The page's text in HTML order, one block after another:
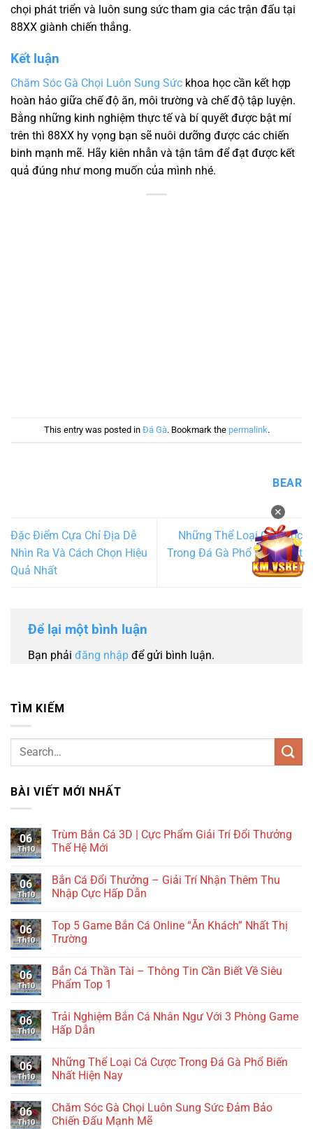
chọi phát triển và luôn sung sức tham gia các trận đấu tại
88XX giành chiến thắng.
Kết luận
Chăm Sóc Gà Chọi Luôn Sung Sức khoa học cần kết hợp
hoàn hảo giữa chế độ ăn, môi trường và chế độ tập luyện.
Bằng những kinh nghiệm thực tế và bí quyết được bật mí
trên thì 88XX hy vọng bạn sẽ nuôi dưỡng được các chiến
binh mạnh mẽ. Hãy kiên nhẫn và tận tâm để đạt được kết
quả đúng như mong muốn của mình nhé.
This entry was posted in Đá Gà. Bookmark the permalink.
BEAR
Đặc Điểm Cựa Chỉ Địa Dễ
Nhìn Ra Và Cách Chọn Hiệu
Quả Nhất
Những Thể Loại Cá Cược
Trong Đá Gà Phổ Biến Nhất
Hiện Nay
Để lại một bình luận
Bạn phải đăng nhập để gửi bình luận.
TÌM KIẾM
BÀI VIẾT MỚI NHẤT
06
Th10
Trùm Bắn Cá 3D | Cực Phẩm Giải Trí Đổi Thưởng
Thế Hệ Mới
06
Th10
Bắn Cá Đổi Thưởng – Giải Trí Nhận Thêm Thu
Nhập Cực Hấp Dẫn
06
Th10
Top 5 Game Bắn Cá Online “Ăn Khách” Nhất Thị
Trường
06
Th10
Bắn Cá Thần Tài – Thông Tin Cần Biết Về Siêu
Phẩm Top 1
06
Th10
Trải Nghiệm Bắn Cá Nhân Ngư Với 3 Phòng Game
Hấp Dẫn
06
Th10
Những Thể Loại Cá Cược Trong Đá Gà Phổ Biến
Nhất Hiện Nay
06
Th10
Chăm Sóc Gà Chọi Luôn Sung Sức Đảm Bảo
Chiến Đấu Mạnh Mẽ
✕